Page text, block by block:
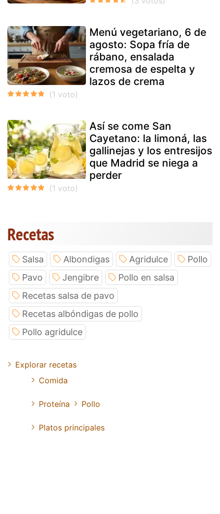
Menú vegetariano, 6 de
agosto: Sopa fría de
rábano, ensalada
cremosa de espelta y
lazos de crema
Así se come San
Cayetano: la limoná, las
gallinejas y los entresijos
que Madrid se niega a
perder
Recetas
Salsa Albondigas Agridulce
Pollo
Pavo
Jengibre
Pollo en salsa
Recetas salsa de pavo
Recetas albóndigas de pollo
Pollo agridulce
Explorar recetas
Comida
Proteína Pollo
Platos principales